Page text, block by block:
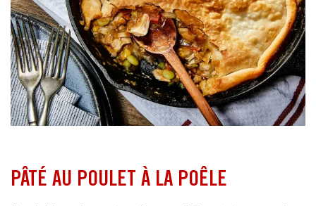
PÂTÉ AU POULET À LA POÊLE